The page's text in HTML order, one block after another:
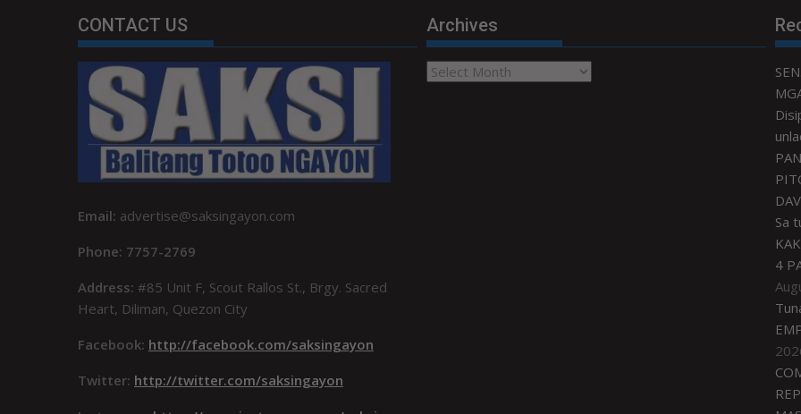
CONTACT US
Email: advertise@saksingayon.com
Phone: 7757-2769
Address: #85 Unit F, Scout Rallos St., Brgy. Sacred
Heart, Diliman, Quezon City
Facebook: http://facebook.com/saksingayon
Twitter: http://twitter.com/saksingayon
Archives
Archives
Sa
4